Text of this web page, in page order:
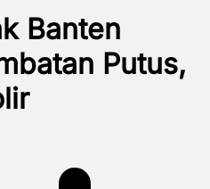
Banten
Putus,